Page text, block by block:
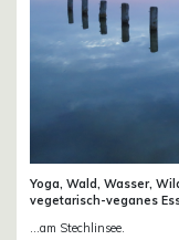
Yoga, Wald, Wasser,
vegetarisch-veganes
...am Stechlinsee.